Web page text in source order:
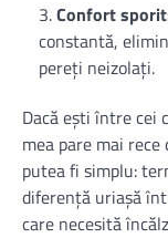
Confort
constantă,
pereți neizolați.
Dacă ești între cei
mea pare mai rece
putea fi simplu:
diferență uriașă
care necesită